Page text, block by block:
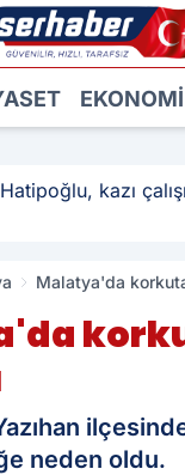
EKONOMI
kazı
Malatya'da
neden oldu.